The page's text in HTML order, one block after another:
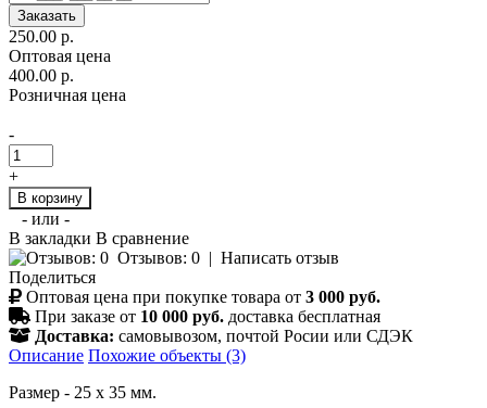
Заказать
250.00 р.
Оптовая цена
400.00 р.
Розничная цена
-
+
В корзину
- или -
В закладки В сравнение
Отзывов: 0 | Написать отзыв
Поделиться
Оптовая цена при покупке товара от 3 000 руб.
При заказе от 10 000 руб. доставка бесплатная
Доставка: самовывозом, почтой Росии или СДЭК
Описание Похожие объекты (3)
Размер - 25 х 35 мм.